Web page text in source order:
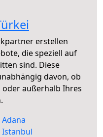
erstellen
die speziell auf
sind. Diese
davon, ob
außerhalb Ihres
Istanbul